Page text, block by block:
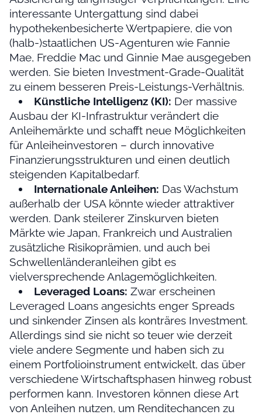
interessante Untergattung sind dabei
hypothekenbesicherte Wertpapiere, die von
(halb-)staatlichen US-Agenturen wie Fannie
Mae, Freddie Mac und Ginnie Mae ausgegeben
werden. Sie bieten Investment-Grade-Qualität
zu einem besseren Preis-Leistungs-Verhältnis.
Künstliche Intelligenz (KI): Der massive
Ausbau der KI-Infrastruktur verändert die
Anleihemärkte und schafft neue Möglichkeiten
für Anleiheinvestoren – durch innovative
Finanzierungsstrukturen und einen deutlich
steigenden Kapitalbedarf.
Internationale Anleihen: Das Wachstum
außerhalb der USA könnte wieder attraktiver
werden. Dank steilerer Zinskurven bieten
Märkte wie Japan, Frankreich und Australien
zusätzliche Risikoprämien, und auch bei
Schwellenländeranleihen gibt es
vielversprechende Anlagemöglichkeiten.
Leveraged Loans:Zwar erscheinen
Leveraged Loans angesichts enger Spreads
und sinkender Zinsen als konträres Investment.
Allerdings sind sie nicht so teuer wie derzeit
viele andere Segmente und haben sich zu
einem Portfolioinstrument entwickelt, das über
verschiedene Wirtschaftsphasen hinweg robust
performen kann. Investoren können diese Art
von Anleihen nutzen, um Renditechancen zu